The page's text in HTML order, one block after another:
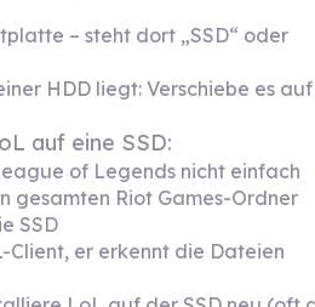
– steht dort „SSD“ oder
HDD liegt: Verschiebe es auf
auf eine SSD:
of Legends nicht einfach
gesamten Riot Games-Ordner
SSD
Client, er erkennt die Dateien